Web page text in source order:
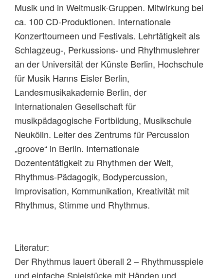
Musik und in Weltmusik-Gruppen. Mitwirkung bei
ca. 100 CD-Produktionen. Internationale
Konzerttourneen und Festivals. Lehrtätigkeit als
Schlagzeug-, Perkussions- und Rhythmuslehrer
an der Universität der Künste Berlin, Hochschule
für Musik Hanns Eisler Berlin,
Landesmusikakademie Berlin, der
Internationalen Gesellschaft für
musikpädagogische Fortbildung, Musikschule
Neukölln. Leiter des Zentrums für Percussion
„groove“ in Berlin. Internationale
Dozententätigkeit zu Rhythmen der Welt,
Rhythmus-Pädagogik, Bodypercussion,
Improvisation, Kommunikation, Kreativität mit
Rhythmus, Stimme und Rhythmus.
Literatur:
Der Rhythmus lauert überall 2 – Rhythmusspiele
und einfache Spielstücke mit Händen und